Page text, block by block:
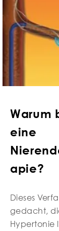
Warum
eine
apie?
Dieses
gedacht,
Hypertonie